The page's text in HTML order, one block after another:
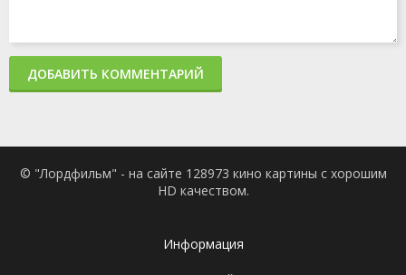
ДОБАВИТЬ КОММЕНТАРИЙ
© "Лордфильм" - на сайте 128973 кино картины с хорошим
HD качеством.
Информация